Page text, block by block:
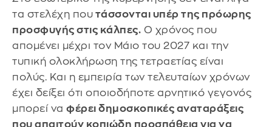
τα στελέχη που τάσσονται υπέρ της πρόωρης
προσφυγής στις κάλπες. Ο χρόνος που
απομένει μέχρι τον Μάιο του 2027 και την
τυπική ολοκλήρωση της τετραετίας είναι
πολύς. Και η εμπειρία των τελευταίων χρόνων
έχει δείξει ότι οποιοδήποτε αρνητικό γεγονός
μπορεί να φέρει δημοσκοπικές αναταράξεις
που απαιτούν κοπιώδη προσπάθεια για να